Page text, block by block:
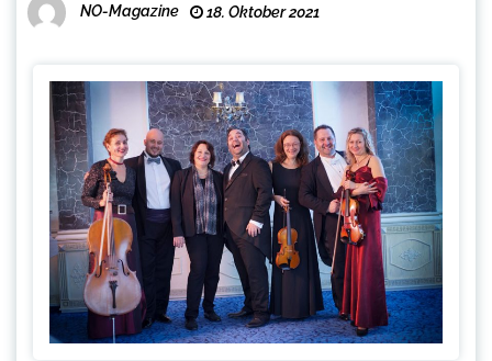
NO-Magazine 18. Oktober 2021